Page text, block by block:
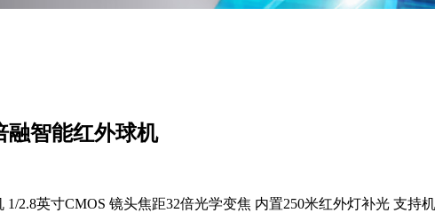
融智能红外球机
英寸CMOS 镜头焦距32倍光学变焦 内置250米红外灯补光 支持